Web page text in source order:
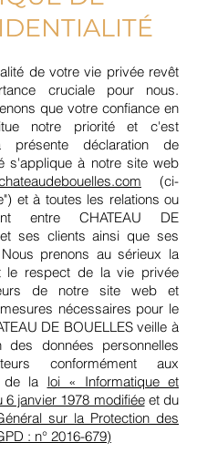
de votre vie privée revêt
cruciale pour nous.
que votre confiance en
notre priorité et c'est
présente déclaration de
s'applique à notre site web
(ci-
et à toutes les relations ou
entre CHATEAU DE
et ses clients ainsi que ses
prenons au sérieux la
le respect de la vie privée
de notre site web et
nécessaires pour le
DE BOUELLES veille à
des données personnelles
conformément aux
de la loi « Informatique et
6 janvier 1978 modifiéeet du
sur la Protection des
: n° 2016-679)